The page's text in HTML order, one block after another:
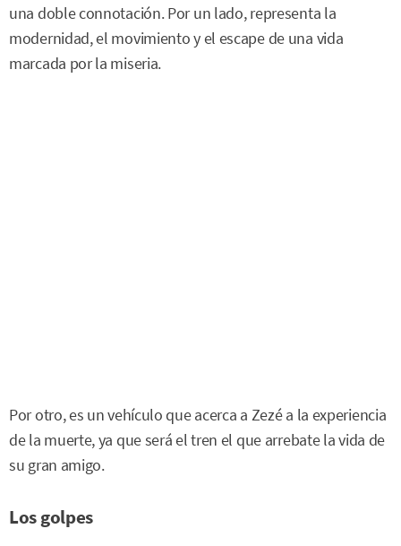
una doble connotación. Por un lado, representa la
modernidad, el movimiento y el escape de una vida
marcada por la miseria.
Por otro, es un vehículo que acerca a Zezé a la experiencia
de la muerte, ya que será el tren el que arrebate la vida de
su gran amigo.
Los golpes